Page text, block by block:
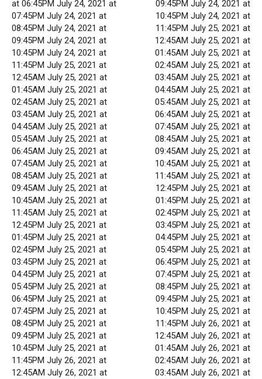
at 06:45PM July 24, 2021 at
07:45PM July 24, 2021 at
08:45PM July 24, 2021 at
09:45PM July 24, 2021 at
10:45PM July 24, 2021 at
11:45PM July 25, 2021 at
12:45AM July 25, 2021 at
01:45AM July 25, 2021 at
02:45AM July 25, 2021 at
03:45AM July 25, 2021 at
04:45AM July 25, 2021 at
05:45AM July 25, 2021 at
06:45AM July 25, 2021 at
07:45AM July 25, 2021 at
08:45AM July 25, 2021 at
09:45AM July 25, 2021 at
10:45AM July 25, 2021 at
11:45AM July 25, 2021 at
12:45PM July 25, 2021 at
01:45PM July 25, 2021 at
02:45PM July 25, 2021 at
03:45PM July 25, 2021 at
04:45PM July 25, 2021 at
05:45PM July 25, 2021 at
06:45PM July 25, 2021 at
07:45PM July 25, 2021 at
08:45PM July 25, 2021 at
09:45PM July 25, 2021 at
10:45PM July 25, 2021 at
11:45PM July 26, 2021 at
12:45AM July 26, 2021 at
09:45PM July 24, 2021 at
10:45PM July 24, 2021 at
11:45PM July 25, 2021 at
12:45AM July 25, 2021 at
01:45AM July 25, 2021 at
02:45AM July 25, 2021 at
03:45AM July 25, 2021 at
04:45AM July 25, 2021 at
05:45AM July 25, 2021 at
06:45AM July 25, 2021 at
07:45AM July 25, 2021 at
08:45AM July 25, 2021 at
09:45AM July 25, 2021 at
10:45AM July 25, 2021 at
11:45AM July 25, 2021 at
12:45PM July 25, 2021 at
01:45PM July 25, 2021 at
02:45PM July 25, 2021 at
03:45PM July 25, 2021 at
04:45PM July 25, 2021 at
05:45PM July 25, 2021 at
06:45PM July 25, 2021 at
07:45PM July 25, 2021 at
08:45PM July 25, 2021 at
09:45PM July 25, 2021 at
10:45PM July 25, 2021 at
11:45PM July 26, 2021 at
12:45AM July 26, 2021 at
01:45AM July 26, 2021 at
02:45AM July 26, 2021 at
03:45AM July 26, 2021 at